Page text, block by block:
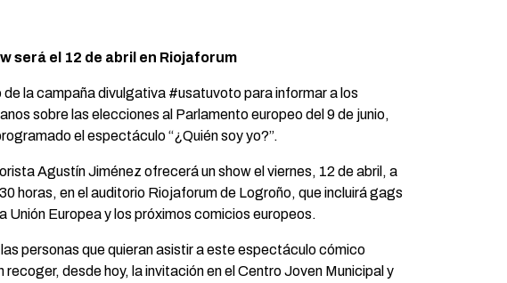
será el 12 de abril en Riojaforum
de la campaña divulgativa #usatuvoto para informar a los
sobre las elecciones al Parlamento europeo del 9 de junio,
el espectáculo “¿Quién soy yo?”.
Agustín Jiménez ofrecerá un show el viernes, 12 de abril, a
horas, en el auditorio Riojaforum de Logroño, que incluirá gags
Unión Europea y los próximos comicios europeos.
personas que quieran asistir a este espectáculo cómico
recoger, desde hoy, la invitación en el Centro Joven Municipal y